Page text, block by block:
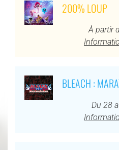
200% LOUP
À partir
BLEACH :
Du 28